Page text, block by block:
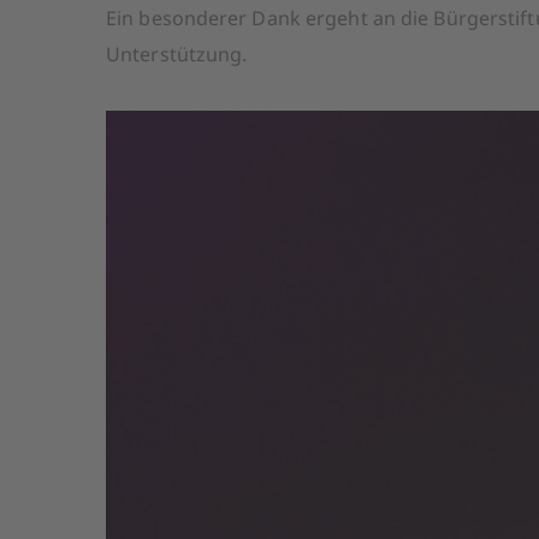
Ein besonderer Dank ergeht an die
Unterstützung.